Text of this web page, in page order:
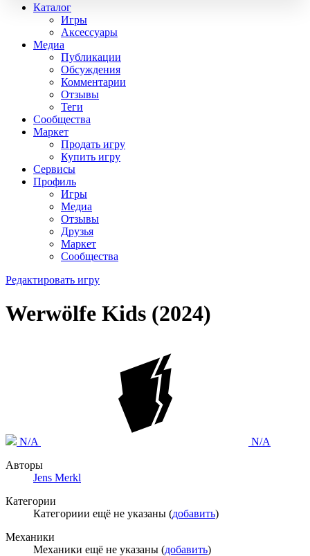
Каталог
Игры
Аксессуары
Медиа
Публикации
Обсуждения
Комментарии
Отзывы
Теги
Сообщества
Маркет
Продать игру
Купить игру
Сервисы
Профиль
Игры
Медиа
Отзывы
Друзья
Маркет
Сообщества
Редактировать игру
Werwölfe Kids (2024)
N/A
N/A
Авторы
Jens Merkl
Категории
Категориии ещё не указаны (добавить)
Механики
Механики ещё не указаны (добавить)